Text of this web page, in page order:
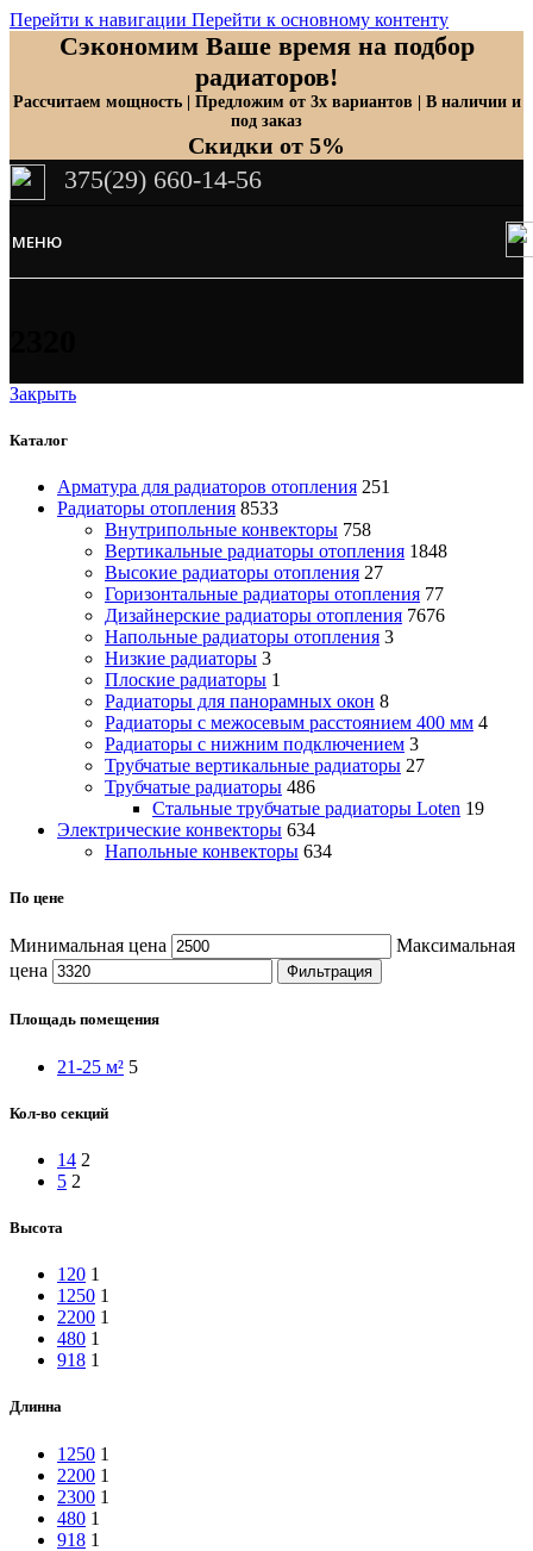
Перейти к навигации Перейти к основному контенту
Сэкономим Ваше время на подбор
радиаторов!
Рассчитаем мощность | Предложим от 3х вариантов | В наличии и
под заказ
Скидки от 5%
375(29) 660-14-56
МЕНЮ
Закрыть
Каталог
Арматура для радиаторов отопления 251
Радиаторы отопления 8533
Внутрипольные конвекторы 758
Вертикальные радиаторы отопления 1848
Высокие радиаторы отопления 27
Горизонтальные радиаторы отопления 77
Дизайнерские радиаторы отопления 7676
Напольные радиаторы отопления 3
Низкие радиаторы 3
Плоские радиаторы 1
Радиаторы для панорамных окон 8
Радиаторы с межосевым расстоянием 400 мм 4
Радиаторы с нижним подключением 3
Трубчатые вертикальные радиаторы 27
Трубчатые радиаторы 486
Cтальные трубчатые радиаторы Loten 19
Электрические конвекторы 634
Напольные конвекторы 634
По цене
Минимальная цена
Максимальная
цена
Фильтрация
Площадь помещения
21-25 м² 5
Кол-во секций
14 2
5 2
Высота
120 1
1250 1
2200 1
480 1
918 1
Длинна
1250 1
2200 1
2300 1
480 1
918 1